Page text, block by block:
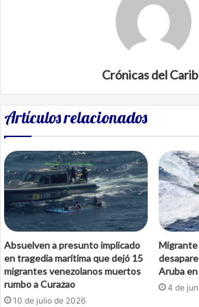
Crónicas del
Artículos relacionados
Absuelven a presunto implicado
en tragedia marítima que dejó 15
migrantes venezolanos muertos
rumbo a Curazao
10 de julio de 2026
Migrante
Aruba
4 de